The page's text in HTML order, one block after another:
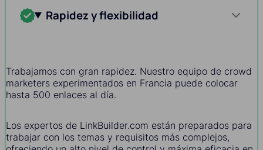
Rapidez y flexibilidad
Trabajamos con gran rapidez. Nuestro equipo de crowd
marketers experimentados en Francia puede colocar
hasta 500 enlaces al día.
Los expertos de LinkBuilder.com están preparados para
trabajar con los temas y requisitos más complejos,